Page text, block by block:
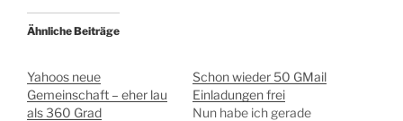
Ähnliche Beiträge
Yahoos neue
Gemeinschaft – eher lau
als 360 Grad
Schon wieder 50 GMail
Einladungen frei
Nun habe ich gerade